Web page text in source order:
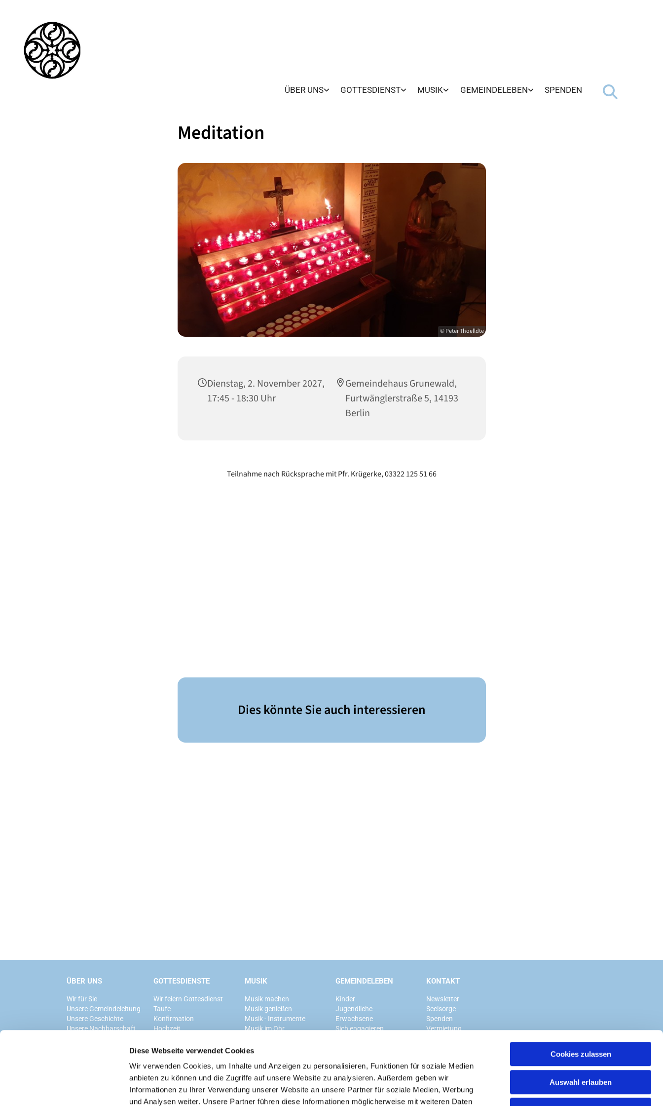
Diese Webseite verwendet Cookies
Wir verwenden Cookies, um Inhalte und Anzeigen zu personalisieren, Funktionen für soziale Medien
anbieten zu können und die Zugriffe auf unsere Website zu analysieren. Außerdem geben wir
Informationen zu Ihrer Verwendung unserer Website an unsere Partner für soziale Medien, Werbung
und Analysen weiter. Unsere Partner führen diese Informationen möglicherweise mit weiteren Daten
Cookies zulassen
Auswahl erlauben
ÜBER UNS GOTTESDIENST MUSIK GEMEINDELEBEN SPENDEN
Meditation
© Peter Thoelldte
Dienstag, 2. November 2027,
17:45 - 18:30 Uhr
Gemeindehaus Grunewald,
Furtwänglerstraße 5, 14193
Berlin
Teilnahme nach Rücksprache mit Pfr. Krügerke, 03322 125 51 66
Dies könnte Sie auch interessieren
ÜBER UNS
Wir für Sie
Unsere Gemeindeleitung
Unsere Geschichte
Unsere Nachbarschaft
GOTTESDIENSTE
Wir feiern Gottesdienst
Taufe
Konfirmation
Hochzeit
MUSIK
Musik machen
Musik genießen
Musik - Instrumente
Musik im Ohr
GEMEINDELEBEN
Kinder
Jugendliche
Erwachsene
Sich engagieren
KONTAKT
Newsletter
Seelsorge
Spenden
Vermietung
Ev. Kirchengemeinde Grunewald